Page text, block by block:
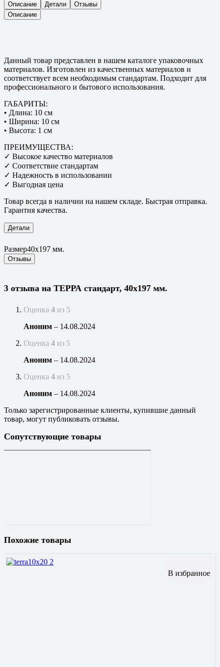
Описание Детали
Отзывы
Описание
Данный товар представлен в нашем каталоге упаковочных
материалов. Изготовлен из качественных материалов и
соответствует всем необходимым стандартам. Подходит для
профессионального и бытового использования.
ГАБАРИТЫ:
• Длина: 10 см
• Ширина: 10 см
• Высота: 1 см
ПРЕИМУЩЕСТВА:
✓ Высокое качество материалов
✓ Соответствие стандартам
✓ Надежность в использовании
✓ Выгодная цена
Товар всегда в наличии на нашем складе. Быстрая отправка.
Гарантия качества.
Детали
Размер40х197 мм.
Отзывы
3 отзыва на ТЕРРА стандарт, 40х197 мм.
Оценка 4 из 5
Аноним – 14.08.2024
Оценка 4 из 5
Аноним – 14.08.2024
Оценка 4 из 5
Аноним – 14.08.2024
Только зарегистрированные клиенты, купившие данный
товар, могут публиковать отзывы.
Сопутствующие товары
Похожие товары
В избранное